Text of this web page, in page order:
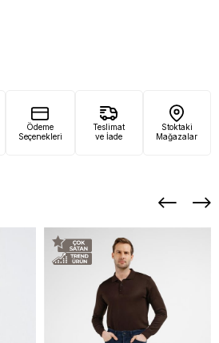
Ödeme
Seçenekleri
Teslimat
ve İade
Stoktaki
Mağazalar